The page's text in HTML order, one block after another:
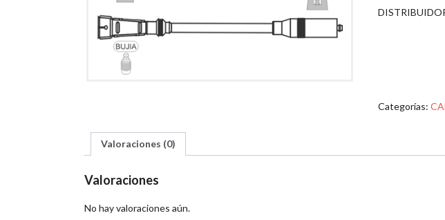
Categorías:
Valoraciones (0)
Valoraciones
No hay valoraciones aún.